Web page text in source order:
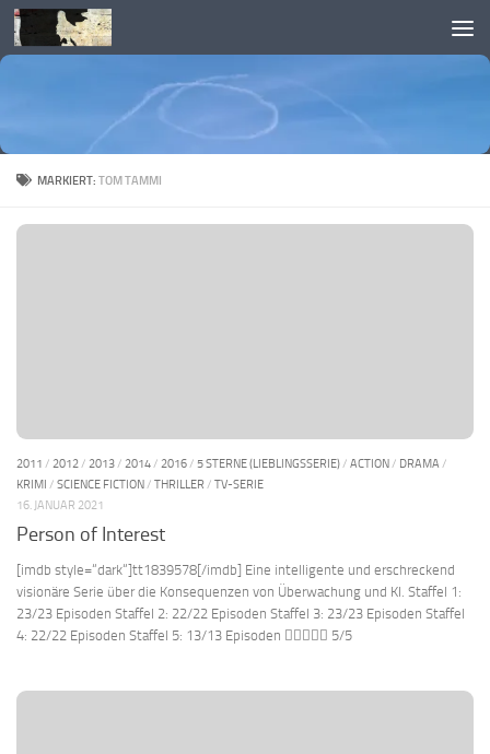
Skip to content
MARKIERT:TOM TAMMI
2011 / 2012/ 2013/ 2014/ 2016/ 5 STERNE (LIEBLINGSSERIE)/ ACTION/ DRAMA /
KRIMI / SCIENCE FICTION/ THRILLER / TV-SERIE
16. JANUAR 2021
Person of Interest
[imdb style=“dark“]tt1839578[/imdb] Eine intelligente und erschreckend
visionäre Serie über die Konsequenzen von Überwachung und KI. Staffel 1:
23/23 Episoden Staffel 2: 22/22 Episoden Staffel 3: 23/23 Episoden Staffel
4: 22/22 Episoden Staffel 5: 13/13 Episoden  5/5